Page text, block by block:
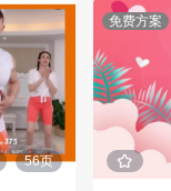
56页
免费方案